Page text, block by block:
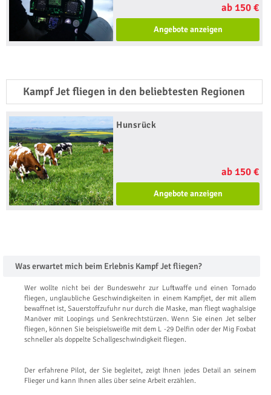
ab 150 €
Angebote anzeigen
Kampf Jet fliegen in den beliebtesten Regionen
Hunsrück
ab 150 €
Angebote anzeigen
Was erwartet mich beim Erlebnis Kampf Jet fliegen?
Wer wollte nicht bei der Bundeswehr zur Luftwaffe und einen Tornado
fliegen, unglaubliche Geschwindigkeiten in einem Kampfjet, der mit allem
bewaffnet ist, Sauerstoffzufuhr nur durch die Maske, man fliegt waghalsige
Manöver mit Loopings und Senkrechtstürzen. Wenn Sie einen Jet selber
fliegen, können Sie beispielsweiße mit dem L -29 Delfin oder der Mig Foxbat
schneller als doppelte Schallgeschwindigkeit fliegen.
Der erfahrene Pilot, der Sie begleitet, zeigt Ihnen jedes Detail an seinem
Flieger und kann Ihnen alles über seine Arbeit erzählen.